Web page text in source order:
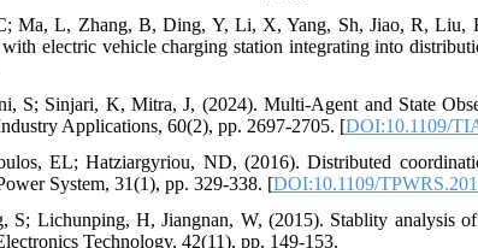
Ma, L, Zhang, B, Ding, Y, Li, X, Yang, Sh, Jiao, R, Liu,
electric vehicle charging station integrating into
S; Sinjari, K, Mitra, J, (2024). Multi-Agent and State
Applications, 60(2), pp. 2697-2705. [DOI:10.1109/
EL; Hatziargyriou, ND, (2016). Distributed
System, 31(1), pp. 329-338. [DOI:10.1109/
S; Lichunping, H, Jiangnan, W, (2015). Stablity analysis
Technology, 42(11), pp. 149-153.